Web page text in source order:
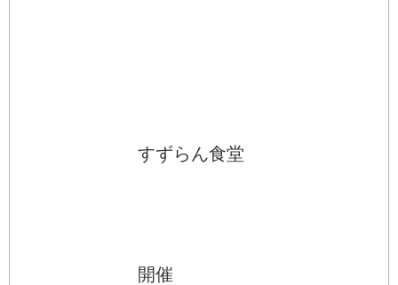
すずらん食堂
開催